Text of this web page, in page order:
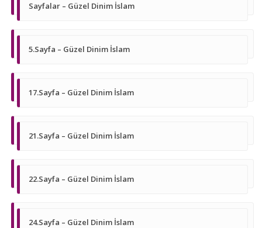
Sayfalar – Güzel Dinim İslam
5.Sayfa – Güzel Dinim İslam
17.Sayfa – Güzel Dinim İslam
21.Sayfa – Güzel Dinim İslam
22.Sayfa – Güzel Dinim İslam
24.Sayfa – Güzel Dinim İslam